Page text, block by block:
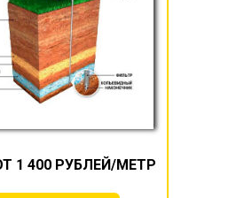
1 400 РУБЛЕЙ/МЕТР